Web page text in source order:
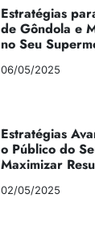
Estratégias
de Gôndola e
no Seu
06/05/2025
Estratégias
o Público do
Maximizar
02/05/2025